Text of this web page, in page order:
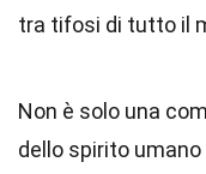
tra tifosi di tutto il
Non è solo una
dello spirito